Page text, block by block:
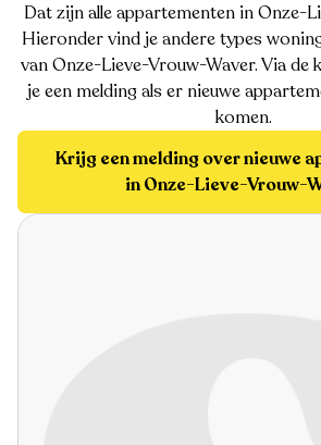
Dat zijn alle appartementen in Onze-
Hieronder vind je andere types
van Onze-Lieve-Vrouw-Waver. Via de
je een melding als er nieuwe
komen.
Krijg een melding over nieuwe
in Onze-Lieve-Vrouw-